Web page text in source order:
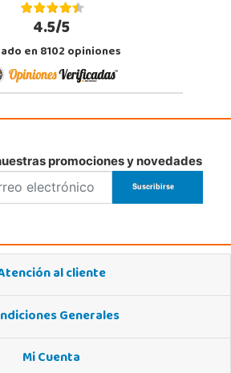
POCAS UNIDADES
Sevilla
Juguetilandia Huelva
Puerta del Odiel, Pol. Pesquero Norte, Nave 4
4.5/5
en 8102 opiniones
promociones y novedades
al cliente
Generales
Mi Cuenta